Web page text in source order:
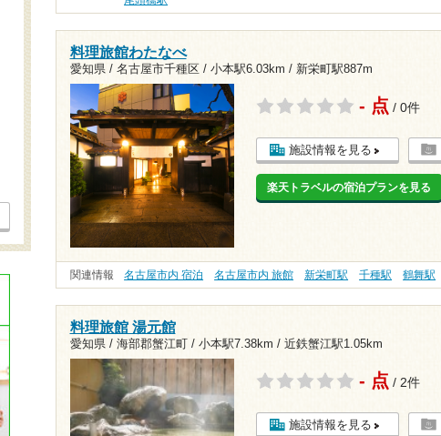
料理旅館わたなべ
愛知県 / 名古屋市千種区 / 小本駅6.03km / 新栄町駅887m
- 点 / 0件
施設情報を見る
楽天トラベルの宿泊プランを見る
関連情報 名古屋市内 宿泊 名古屋市内 旅館 新栄町駅 千種駅 鶴舞駅
料理旅館 湯元館
愛知県 / 海部郡蟹江町 / 小本駅7.38km / 近鉄蟹江駅1.05km
- 点 / 2件
施設情報を見る